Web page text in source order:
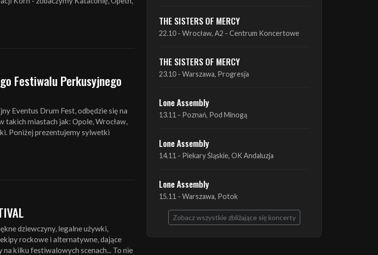
Festiwalu Perkusyjnego
Eventus Drum Fest, odbędzie się na
takich miastach jak: Opole, Wrocław,
Poniżej prezentujemy sylwetki
dziewczyny, legalne używki,
rockowe i alternatywne, dające
na kilku festiwalowych scenach... To nie
THE SISTERS OF MERCY
23.10 - Warszawa, Progresja
Lone Assembly
13.11 - Poznań, Pod Minogą
Lone Assembly
14.11 - Piekary Śląskie, OK Andaluzja
Lone Assembly
15.11 - Warszawa, Potok
Zobacz wszystkie zbliżające się koncerty